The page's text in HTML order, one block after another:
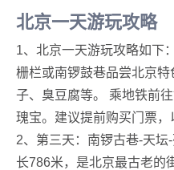
北京一天游玩攻略
1、北京一天游玩攻略如下
栅栏或南锣鼓巷品尝北京
子、臭豆腐等。 乘地铁前
瑰宝。建议提前购买门票，
2、第三天：南锣古巷-天
长786米，是北京最古老的